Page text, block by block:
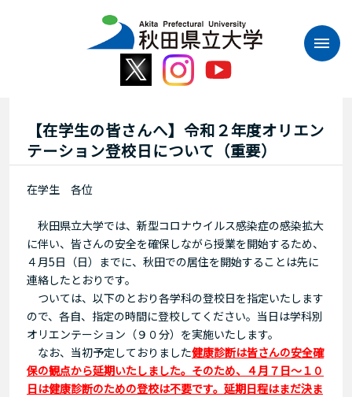
【在学生の皆さんへ】令和２年度オリエン
テーション登校日について（重要）
在学生 各位
秋田県立大学では、新型コロナウイルス感染症の感染拡大
に伴い、皆さんの安全を確保しながら授業を開始するため、
４月5日（日）までに、秋田での居住を開始することは先に
連絡したとおりです。
ついては、以下のとおり各学科の登校日を指定いたします
ので、各自、指定の時間に登校してください。当日は学科別
オリエンテーション（９０分）を実施いたします。
なお、当初予定しておりました健康診断は皆さんの安全確
保の観点から延期いたしました。 そのため、４月７日～１０
日は健康診断のための登校は不要です。延期日程はまだ決ま